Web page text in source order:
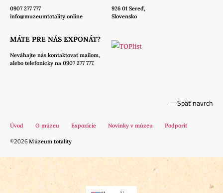
0907 277 777
info@muzeumtotality.online
926 01 Sereď,
Slovensko
MÁTE PRE NÁS EXPONÁT?
Neváhajte nás kontaktovať mailom,
alebo telefonicky na 0907 277 777.
Späť navrch
Úvod O múzeu Expozície Novinky v múzeu Podporiť
©2026Múzeum totality